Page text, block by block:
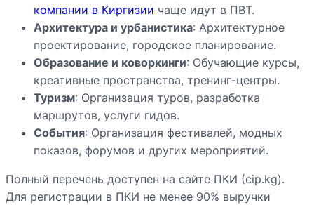
компании в Киргизии чаще идут в ПВТ.
Архитектура и урбанистика: Архитектурное
проектирование, городское планирование.
Образование и коворкинги: Обучающие курсы,
креативные пространства, тренинг-центры.
Туризм: Организация туров, разработка
маршрутов, услуги гидов.
События: Организация фестивалей, модных
показов, форумов и других мероприятий.
Полный перечень доступен на сайте ПКИ (cip.kg).
Для регистрации в ПКИ не менее 90% выручки